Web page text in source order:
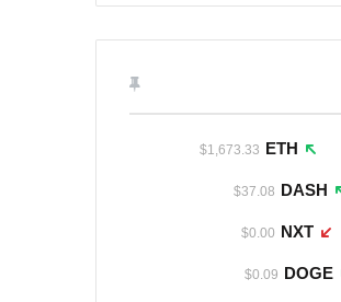
ETH
$1,673.33
DASH
$37.08
NXT
$0.00
DOGE
$0.09